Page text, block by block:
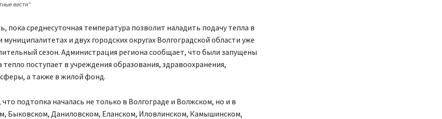
вести"
пока среднесуточная температура позволит наладить подачу тепла в
муниципалитетах и двух городских округах Волгоградской области уже
сезон. Администрация региона сообщает, что были запущены
тепло поступает в учреждения образования, здравоохранения,
а также в жилой фонд.
подтопка началась не только в Волгограде и Волжском, но и в
Быковском, Даниловском, Еланском, Иловлинском, Камышинском,